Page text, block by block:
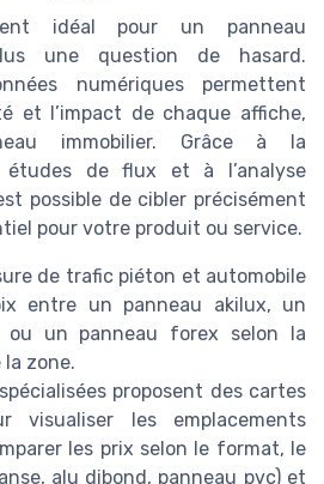
idéal pour un panneau
une question de hasard.
numériques permettent
et l’impact de chaque affiche,
immobilier. Grâce à la
études de flux et à l’analyse
possible de cibler précisément
pour votre produit ou service.
de trafic piéton et automobile
entre un panneau akilux, un
ou un panneau forex selon la
zone.
proposent des cartes
visualiser les emplacements
les prix selon le format, le
alu dibond, panneau pvc) et